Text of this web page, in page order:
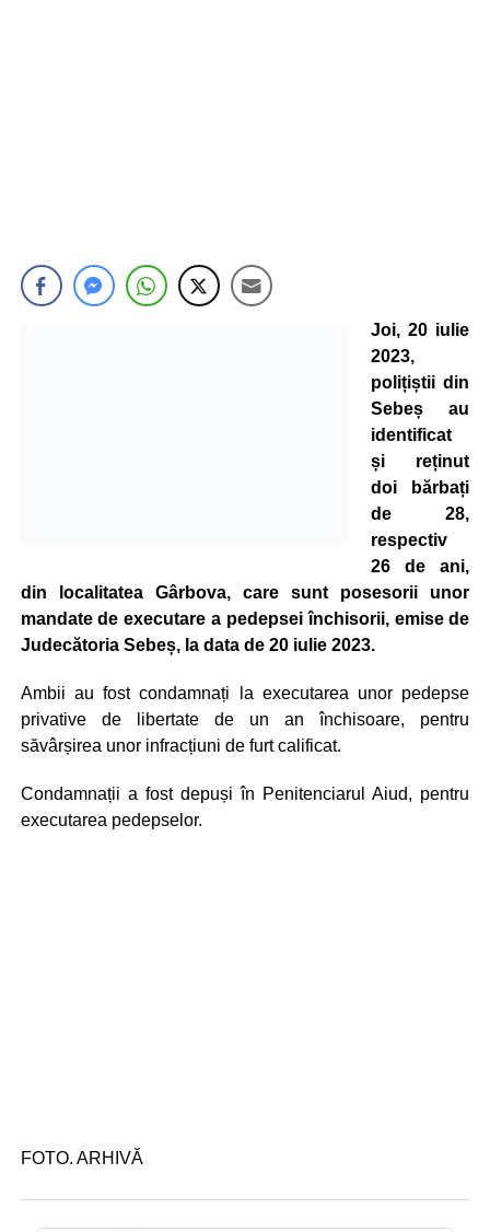
Joi, 20 iulie
2023,
polițiștii din
Sebeș au
identificat
și reținut
doi bărbați
de 28,
respectiv
26 de ani,
din localitatea Gârbova, care sunt posesorii unor
mandate de executare a pedepsei închisorii, emise de
Judecătoria Sebeș, la data de 20 iulie 2023.
Ambii au fost condamnați la executarea unor pedepse
privative de libertate de un an închisoare, pentru
săvârșirea unor infracțiuni de furt calificat.
Condamnații a fost depuși în Penitenciarul Aiud, pentru
executarea pedepselor.
FOTO. ARHIVĂ